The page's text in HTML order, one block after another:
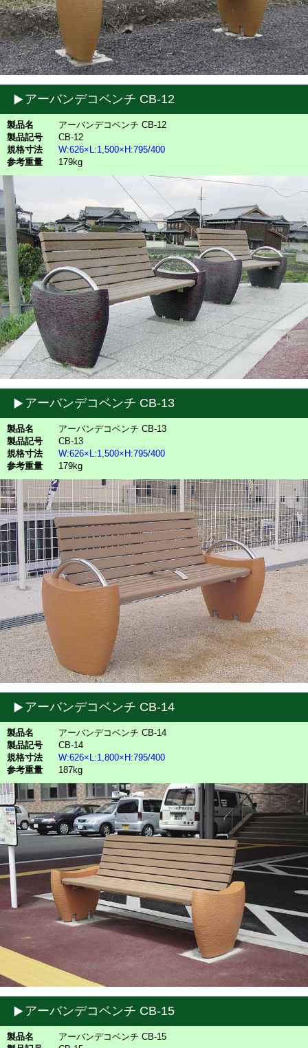
アーバンデコベンチ CB-12
製品名
アーバンデコベンチ CB-12
製品記号
CB-12
規格寸法
W:626×L:1,500×H:795/400
参考重量
179kg
アーバンデコベンチ CB-13
製品名
アーバンデコベンチ CB-13
製品記号
CB-13
規格寸法
W:626×L:1,500×H:795/400
参考重量
179kg
アーバンデコベンチ CB-14
製品名
アーバンデコベンチ CB-14
製品記号
CB-14
規格寸法
W:626×L:1,800×H:795/400
参考重量
187kg
アーバンデコベンチ CB-15
製品名
アーバンデコベンチ CB-15